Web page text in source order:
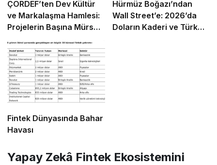
ÇORDEF’ten Dev Kültür
ve Markalaşma Hamlesi:
Projelerin Başına Mürsel
Hürmüz Boğazı’ndan
Wall Street’e: 2026’da
Doların Kaderi ve Türk
Fintek Dünyasında Bahar
Havası
Yapay Zekâ Fintek Ekosistemini